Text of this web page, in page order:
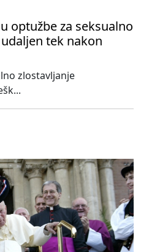
optužbe za seksualno
tek nakon
zlostavljanje